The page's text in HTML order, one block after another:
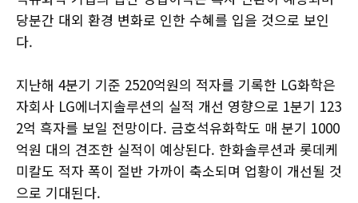
당분간 대외 환경 변화로 인한 수혜를 입을 것으로 보인
다.
지난해 4분기 기준 2520억원의 적자를 기록한 LG화학은
자회사 LG에너지솔루션의 실적 개선 영향으로 1분기 123
2억 흑자를 보일 전망이다. 금호석유화학도 매 분기 1000
억원 대의 견조한 실적이 예상된다. 한화솔루션과 롯데케
미칼도 적자 폭이 절반 가까이 축소되며 업황이 개선될 것
으로 기대된다.